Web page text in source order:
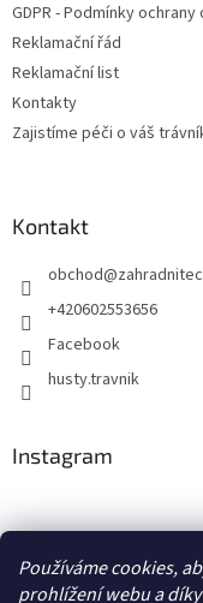
Používáme cookies,
prohlížení webu a
GDPR - Podmínky
Reklamační řád
Reklamační list
Kontakty
Zajistíme péči o váš
Kontakt
obchod@
+420602553656
Facebook
husty.travnik
Instagram